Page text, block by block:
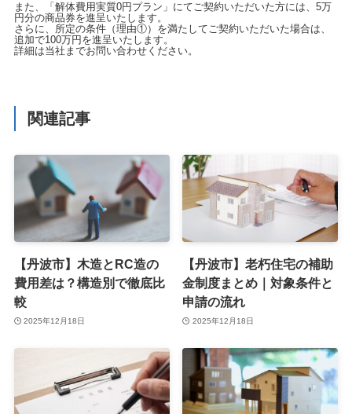
また、「解体費用実質0円プラン」にてご契約いただいた方には、5万
円分の商品券を進呈いたします。
さらに、所定の条件（理由①）を満たしてご契約いただいた場合は、
追加で100万円を進呈いたします。
詳細は当社までお問い合わせください。
関連記事
【丹波市】木造とRC造の
費用差は？構造別で徹底比
較
2025年12月18日
【丹波市】老朽住宅の補助
金制度まとめ｜対象条件と
申請の流れ
2025年12月18日